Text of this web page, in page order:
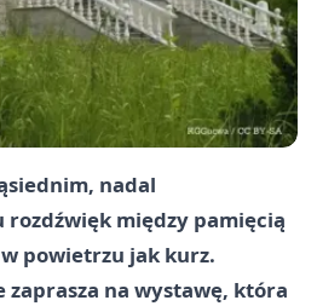
nadal
rozdźwięk między pamięcią
powietrzu jak kurz.
zaprasza na wystawę, która